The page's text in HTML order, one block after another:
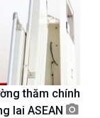
thăm chính
lai ASEAN